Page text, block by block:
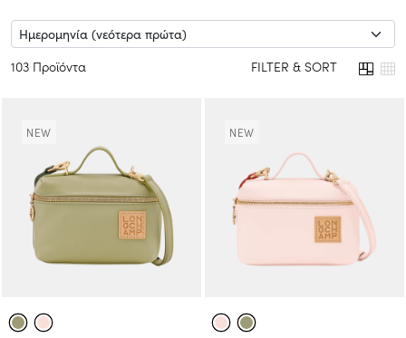
103 Προϊόντα FILTER & SORT
NEW NEW